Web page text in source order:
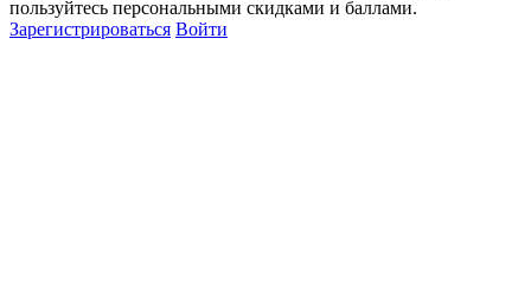
пользуйтесь персональными скидками и баллами.
Зарегистрироваться Войти